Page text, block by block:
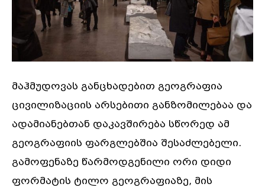
მაჰმუდოვას განცხადებით გეოგრაფია
ცივილიზაციის არსებითი განზომილებაა და
ადამიანებთან დაკავშირება სწორედ ამ
გეოგრაფიის ფარგლებშია შესაძლებელი.
გამოფენაზე წარმოდგენილი ორი დიდი
ფორმატის ტილო გეოგრაფიაზე, მის